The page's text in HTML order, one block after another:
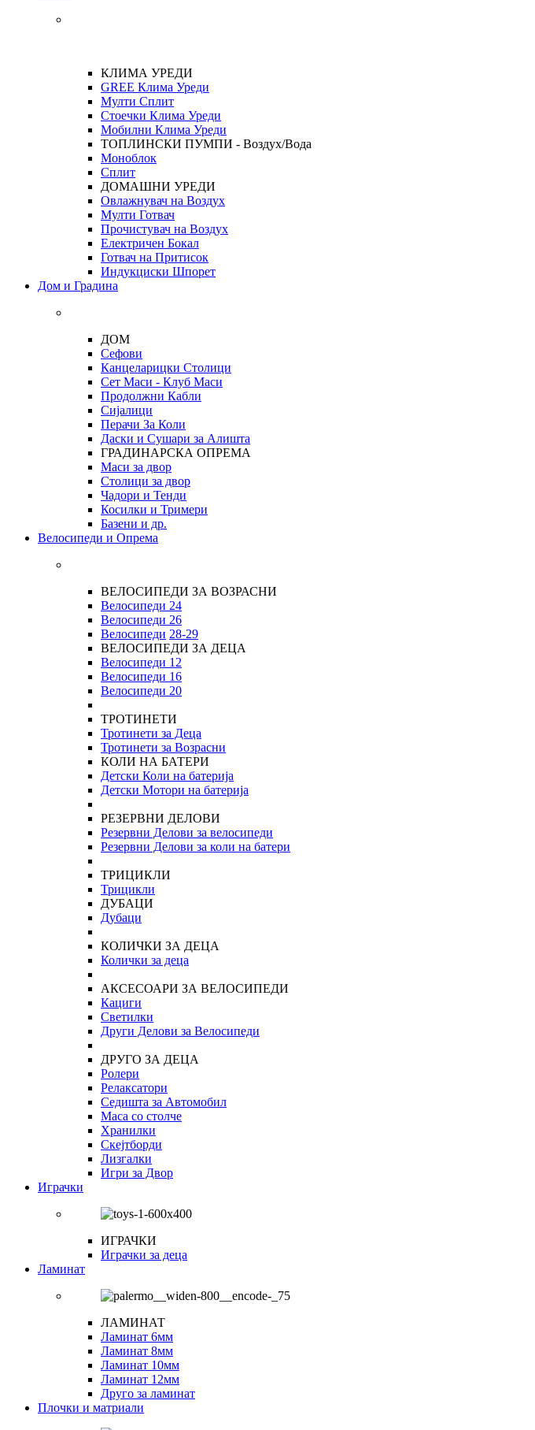
КЛИМА УРЕДИ
GREE Клима Уреди
Мулти Сплит
Стоечки Клима Уреди
Мобилни Клима Уреди
ТОПЛИНСКИ ПУМПИ - Воздух/Вода
Моноблок
Сплит
ДОМАШНИ УРЕДИ
Овлажнувач на Воздух
Мулти Готвач
Прочистувач на Воздух
Електричен Бокал
Готвач на Притисок
Индукциски Шпорет
Дом и Градина
ДОМ
Сефови
Канцеларицки Столици
Сет Маси - Клуб Маси
Продолжни Кабли
Сијалици
Перачи За Коли
Даски и Сушари за Алишта
ГРАДИНАРСКА ОПРЕМА
Маси за двор
Столици за двор
Чадори и Тенди
Косилки и Тримери
Базени и др.
Велосипеди и Опрема
ВЕЛОСИПЕДИ ЗА ВОЗРАСНИ
Велосипеди 24
Велосипеди 26
Велосипеди 28-29
ВЕЛОСИПЕДИ ЗА ДЕЦА
Велосипеди 12
Велосипеди 16
Велосипеди 20
ТРОТИНЕТИ
Тротинети за Деца
Тротинети за Возрасни
КОЛИ НА БАТЕРИ
Детски Коли на батерија
Детски Мотори на батерија
РЕЗЕРВНИ ДЕЛОВИ
Резервни Делови за велосипеди
Резервни Делови за коли на батери
ТРИЦИКЛИ
Трицикли
ДУБАЦИ
Дубаци
КОЛИЧКИ ЗА ДЕЦА
Колички за деца
АКСЕСОАРИ ЗА ВЕЛОСИПЕДИ
Кациги
Светилки
Други Делови за Велосипеди
ДРУГО ЗА ДЕЦА
Ролери
Релаксатори
Седишта за Автомобил
Маса со столче
Хранилки
Скејтборди
Лизгалки
Игри за Двор
Играчки
ИГРАЧКИ
Играчки за деца
Ламинат
ЛАМИНАТ
Ламинат 6мм
Ламинат 8мм
Ламинат 10мм
Ламинат 12мм
Друго за ламинат
Плочки и матриали